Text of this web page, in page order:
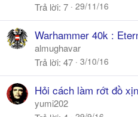
Trả lời 7 29/11/16
Warhammer 40k :
almughavar
Trả lời 47 3/10/16
Hỏi cách làm rớt đồ
yumi202